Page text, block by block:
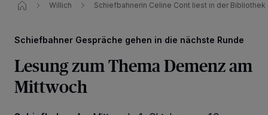
Willich Schiefbahnerin Celine Cont liest in der Bibliothek
Schiefbahner Gespräche gehen in die nächste Runde
Lesung zum Thema Demenz am
Mittwoch